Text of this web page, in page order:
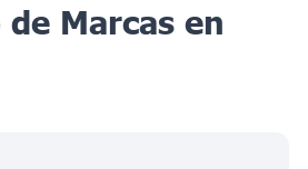
Marcas en